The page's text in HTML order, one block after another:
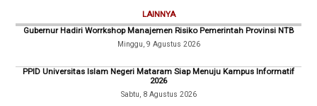
LAINNYA
Gubernur Hadiri Worrkshop Manajemen Risiko Pemerintah Provinsi NTB
Minggu, 9 Agustus 2026
PPID Universitas Islam Negeri Mataram Siap Menuju Kampus Informatif
2026
Sabtu, 8 Agustus 2026